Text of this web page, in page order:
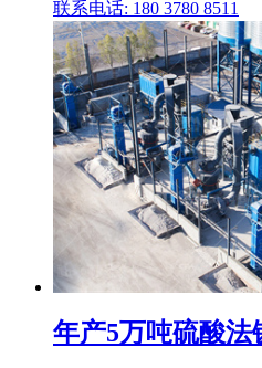
联系电话: 180 3780 8511
年产5万吨硫酸法